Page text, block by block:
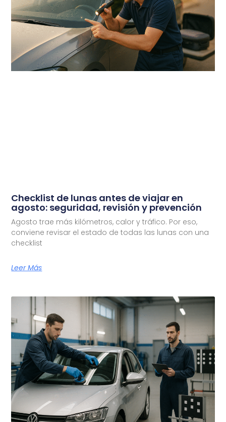
Checklist de lunas antes de viajar en
agosto: seguridad, revisión y prevención
Agosto trae más kilómetros, calor y tráfico. Por eso,
conviene revisar el estado de todas las lunas con una
checklist
Leer Más